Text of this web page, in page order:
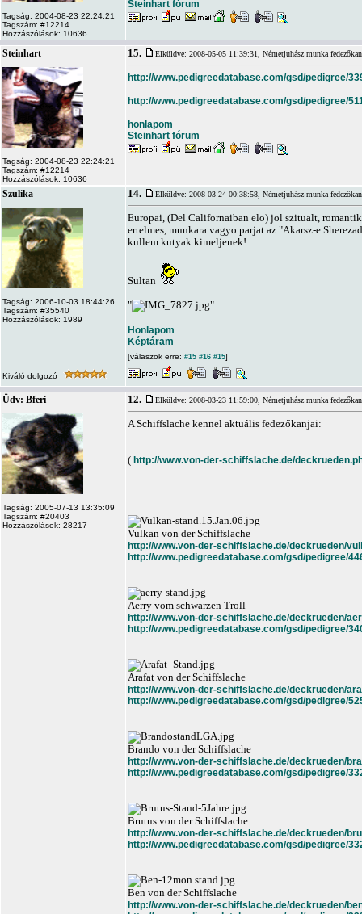
Tagság: 2004-08-23 22:24:21
Tagszám: #12214
Hozzászólások: 10636
Steinhart fórum
Steinhart
Tagság: 2004-08-23 22:24:21
Tagszám: #12214
Hozzászólások: 10636
15. Elküldve: 2008-05-05 11:39:31, Németjuhász munka
http://www.pedigreedatabase.com/gsd/pedigree/
http://www.pedigreedatabase.com/gsd/pedigree/
honlapom
Steinhart fórum
Szulika
Tagság: 2006-10-03 18:44:26
Tagszám: #35540
Hozzászólások: 1989
14. Elküldve: 2008-03-24 00:38:58, Németjuhász munka
Europai, (Del Californaiban elo) jol szitualt,
ertelmes, munkara vagyo parjat az "Akarsz-e
kullem kutyak kimeljenek!
Sultan
" "
Honlapom
Képtáram
[válaszok erre: #15 #16 #15]
Kiváló dolgozó
Üdv: Bferi
Tagság: 2005-07-13 13:35:09
Tagszám: #20403
Hozzászólások: 28217
12. Elküldve: 2008-03-23 11:59:00, Németjuhász munka
A Schiffslache kennel aktuális fedezőkanjai:
( http://www.von-der-schiffslache.de/
Vulkan von der Schiffslache
http://www.von-der-schiffslache.de/deckrueden/
http://www.pedigreedatabase.com/gsd/pedigree/
Aerry vom schwarzen Troll
http://www.von-der-schiffslache.de/deckrueden/
http://www.pedigreedatabase.com/gsd/pedigree/
Arafat von der Schiffslache
http://www.von-der-schiffslache.de/deckrueden/
http://www.pedigreedatabase.com/gsd/pedigree/
Brando von der Schiffslache
http://www.von-der-schiffslache.de/deckrueden/
http://www.pedigreedatabase.com/gsd/pedigree/
Brutus von der Schiffslache
http://www.von-der-schiffslache.de/deckrueden/
http://www.pedigreedatabase.com/gsd/pedigree/
Ben von der Schiffslache
http://www.von-der-schiffslache.de/deckrueden/